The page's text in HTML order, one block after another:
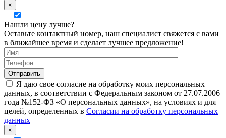
×
Нашли цену лучше?
Оставьте контактный номер, наш специалист свяжется с вами
в ближайшее время и сделает лучшее предложение!
Я даю свое согласие на обработку моих персональных
данных, в соответствии с Федеральным законом от 27.07.2006
года №152-ФЗ «О персональных данных», на условиях и для
целей, определенных в Согласии на обработку персональных
данных
×